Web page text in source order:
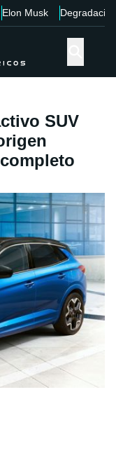
Elon Musk Degradación
SUV